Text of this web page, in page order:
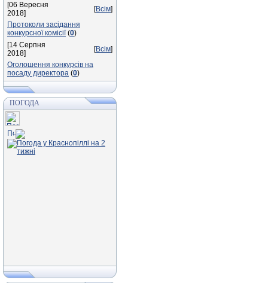
[06 Вересня
2018]
[Всім]
Протоколи засідання
конкурсної комісії (0)
[14 Серпня
2018]
[Всім]
Оголошення конкурсів на
посаду директора (0)
ПОГОДА